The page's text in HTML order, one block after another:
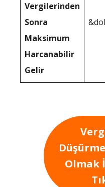
Vergilerinden
Sonra
Maksimum
Harcanabilir
Gelir
Olmak